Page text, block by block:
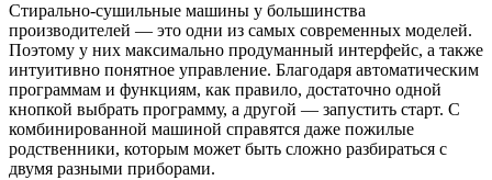
Стирально-сушильные машины у большинства
производителей — это одни из самых современных моделей.
Поэтому у них максимально продуманный интерфейс, а также
интуитивно понятное управление. Благодаря автоматическим
программам и функциям, как правило, достаточно одной
кнопкой выбрать программу, а другой — запустить старт. С
комбинированной машиной справятся даже пожилые
родственники, которым может быть сложно разбираться с
двумя разными приборами.